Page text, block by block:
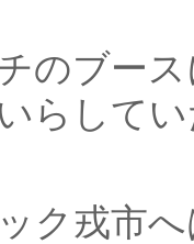
のブー
らして
ク戎市